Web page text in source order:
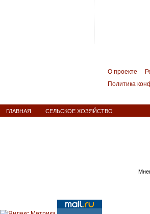
О проекте
Политика
ГЛАВНАЯ СЕЛЬСКОЕ ХОЗЯЙСТВО